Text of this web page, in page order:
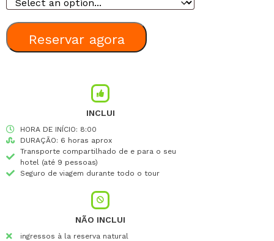
Reservar agora
INCLUI
HORA DE INÍCIO: 8:00
DURAÇÃO: 6 horas aprox
Transporte compartilhado de e para o seu
hotel (até 9 pessoas)
Seguro de viagem durante todo o tour
NÃO INCLUI
ingressos à la reserva natural